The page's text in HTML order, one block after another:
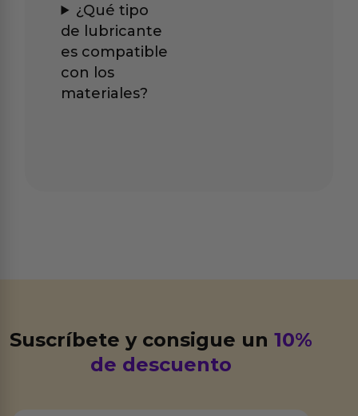
¿Qué tipo
de lubricante
es compatible
con los
materiales?
Suscríbete y consigue un10%
de descuento